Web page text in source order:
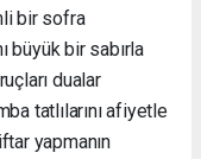
bir sofra
büyük bir sabırla
dualar
tatlılarını afiyetle
yapmanın